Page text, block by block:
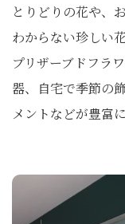
とりどりの花や、
わからない珍しい
プリザーブドフラ
器、自宅で季節の
メントなどが豊富